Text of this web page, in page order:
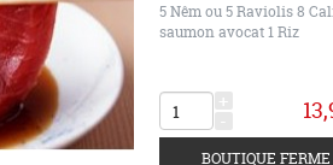
5 Nêm ou 5 Raviolis 8
saumon avocat 1 Riz